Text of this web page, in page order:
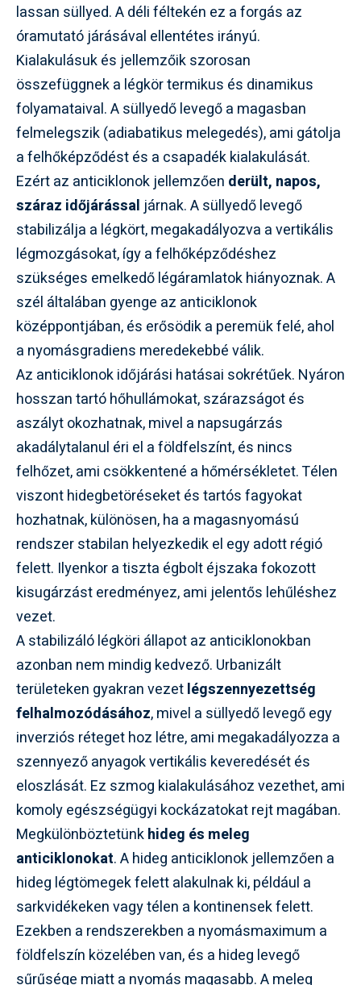
lassan süllyed. A déli féltekén ez a forgás az
óramutató járásával ellentétes irányú.
Kialakulásuk és jellemzőik szorosan
összefüggnek a légkör termikus és dinamikus
folyamataival. A süllyedő levegő a magasban
felmelegszik (adiabatikus melegedés), ami gátolja
a felhőképződést és a csapadék kialakulását.
Ezért az anticiklonok jellemzően derült, napos,
száraz időjárással járnak. A süllyedő levegő
stabilizálja a légkört, megakadályozva a vertikális
légmozgásokat, így a felhőképződéshez
szükséges emelkedő légáramlatok hiányoznak. A
szél általában gyenge az anticiklonok
középpontjában, és erősödik a peremük felé, ahol
a nyomásgradiens meredekebbé válik.
Az anticiklonok időjárási hatásai sokrétűek. Nyáron
hosszan tartó hőhullámokat, szárazságot és
aszályt okozhatnak, mivel a napsugárzás
akadálytalanul éri el a földfelszínt, és nincs
felhőzet, ami csökkentené a hőmérsékletet. Télen
viszont hidegbetöréseket és tartós fagyokat
hozhatnak, különösen, ha a magasnyomású
rendszer stabilan helyezkedik el egy adott régió
felett. Ilyenkor a tiszta égbolt éjszaka fokozott
kisugárzást eredményez, ami jelentős lehűléshez
vezet.
A stabilizáló légköri állapot az anticiklonokban
azonban nem mindig kedvező. Urbanizált
területeken gyakran vezetlégszennyezettség
felhalmozódásához, mivel a süllyedő levegő egy
inverziós réteget hoz létre, ami megakadályozza a
szennyező anyagok vertikális keveredését és
eloszlását. Ez szmog kialakulásához vezethet, ami
komoly egészségügyi kockázatokat rejt magában.
Megkülönböztetünkhideg és meleg
anticiklonokat. A hideg anticiklonok jellemzően a
hideg légtömegek felett alakulnak ki, például a
sarkvidékeken vagy télen a kontinensek felett.
Ezekben a rendszerekben a nyomásmaximum a
földfelszín közelében van, és a hideg levegő
sűrűsége miatt a nyomás magasabb. A meleg